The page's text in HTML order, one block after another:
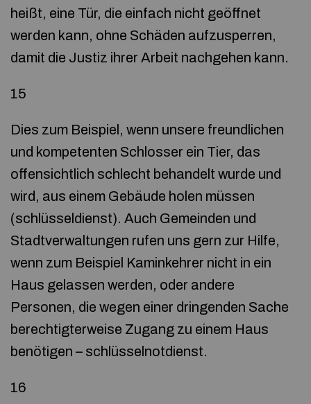
heißt, eine Tür, die einfach nicht geöffnet
werden kann, ohne Schäden aufzusperren,
damit die Justiz ihrer Arbeit nachgehen kann.
15
Dies zum Beispiel, wenn unsere freundlichen
und kompetenten Schlosser ein Tier, das
offensichtlich schlecht behandelt wurde und
wird, aus einem Gebäude holen müssen
(schlüsseldienst). Auch Gemeinden und
Stadtverwaltungen rufen uns gern zur Hilfe,
wenn zum Beispiel Kaminkehrer nicht in ein
Haus gelassen werden, oder andere
Personen, die wegen einer dringenden Sache
berechtigterweise Zugang zu einem Haus
benötigen – schlüsselnotdienst.
16